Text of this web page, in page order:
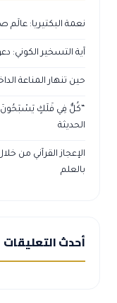
نعمة البكتيريا: عالَم
آية التسخير الكوني:
حين تنهار المناعة
“كُلٌّ فِي فَلَكٍ يَسْبَحُونَ”
الحديثة
الإعجاز القرآني من
بالعلم
أحدث التعليقات